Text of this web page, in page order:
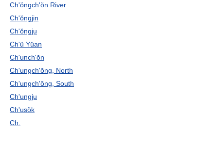
Ch'ŏngch'ŏn River
Ch'ŏngjin
Ch'ŏngju
Ch'ü Yüan
Ch'unch'ŏn
Ch'ungch'ŏng, North
Ch'ungch'ŏng, South
Ch'ungju
Ch'usŏk
Ch.